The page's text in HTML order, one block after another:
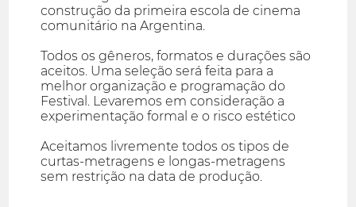
construção da primeira escola de cinema
comunitário na Argentina.
Todos os gêneros, formatos e durações são
aceitos. Uma seleção será feita para a
melhor organização e programação do
Festival. Levaremos em consideração a
experimentação formal e o risco estético
Aceitamos livremente todos os tipos de
curtas-metragens e longas-metragens
sem restrição na data de produção.